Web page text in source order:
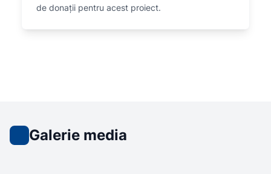
de donații pentru acest proiect.
Galerie media